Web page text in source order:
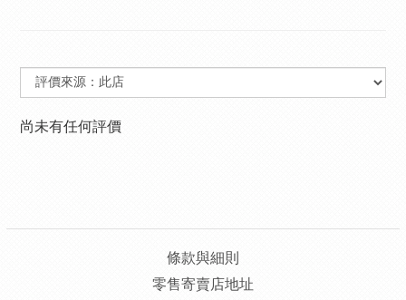
尚未有任何評價
條款與細則
零售寄賣店地址